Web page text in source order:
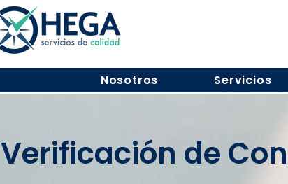
Nosotros Servicios
Verificación de